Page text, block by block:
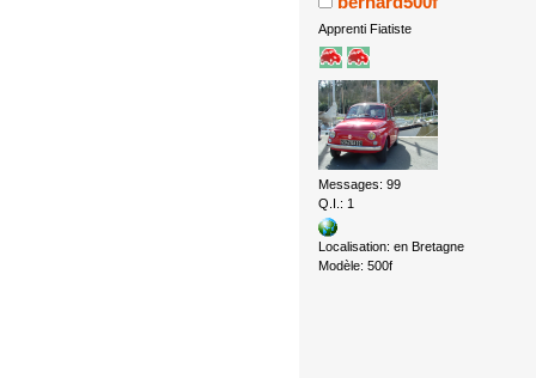
Apprenti Fiatiste
Messages: 99
Q.I.: 1
Localisation: en Bretagne
Modèle: 500f